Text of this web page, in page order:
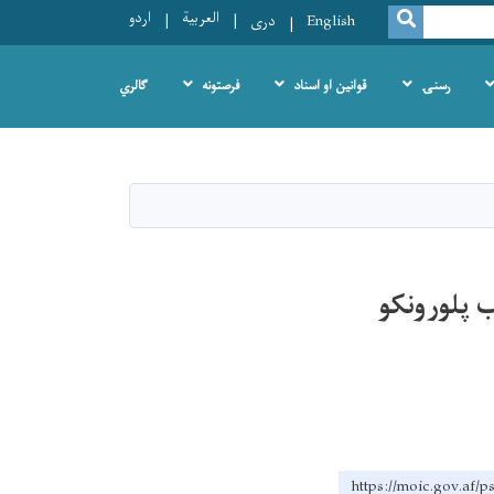
SEARCH
English دری العربية اردو
رسنۍ قوانین او اسناد فرصتونه ګالري
پلورونکو
https://moic.gov.af/